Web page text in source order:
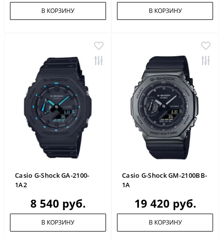
В КОРЗИНУ В КОРЗИНУ
Casio G-Shock GA-2100-
1A2
8 540 руб.
В КОРЗИНУ
Casio G-Shock GM-2100BB-
1A
19 420 руб.
В КОРЗИНУ